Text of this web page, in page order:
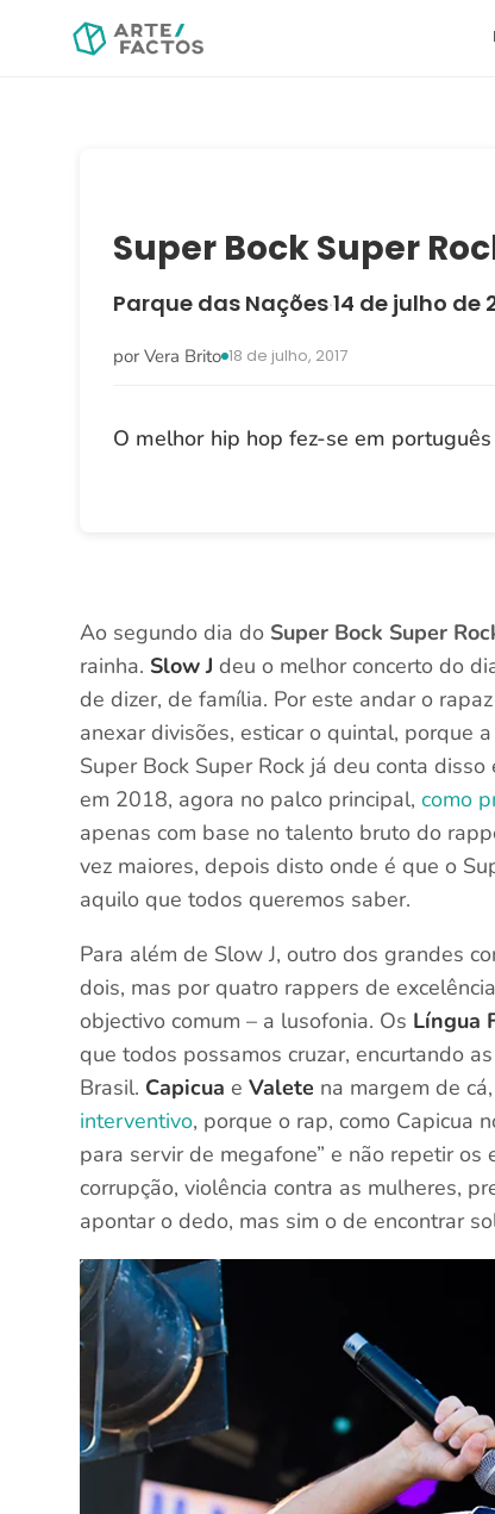
Super Bock Super
Parque das Nações·14 de julho de
por Vera Brito 18 de julho, 2017
O melhor hip hop fez-se em português
Ao segundo dia do Super Bock Super
rainha. Slow J deu o melhor concerto do
de dizer, de família. Por este andar o
anexar divisões, esticar o quintal, porque
Super Bock Super Rock já deu conta
em 2018, agora no palco principal,como
apenas com base no talento bruto do
vez maiores, depois disto onde é que o
aquilo que todos queremos saber.
Para além de Slow J, outro dos grandes
dois, mas por quatro rappers de
objectivo comum – a lusofonia. Os Língua
que todos possamos cruzar, encurtando
Brasil. Capicua eValete na margem de cá,
interventivo, porque o rap, como Capicua
para servir de megafone” e não repetir
corrupção, violência contra as mulheres,
apontar o dedo, mas sim o de encontrar